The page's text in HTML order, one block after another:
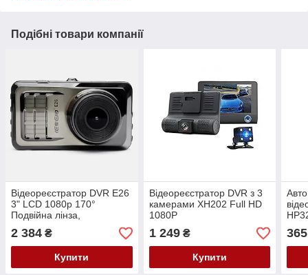
Подібні товари компанії
Відеореєстратор DVR E26
3" LCD 1080p 170°
Подвійна лінза,
Автомобільний реєстратор
ДВР E-26
2 384 ₴
Купити
Відеореєстратор DVR з 3
камерами XH202 Full HD
1080P
1 249₴
Купити
365